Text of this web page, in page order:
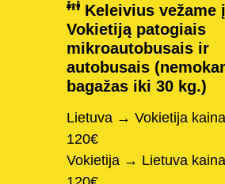
Keleivius vežame į
Vokietiją patogiais
mikroautobusais ir
autobusais
bagažas iki 30 kg.)
Lietuva → Vokietija
120€
Vokietija → Lietuva